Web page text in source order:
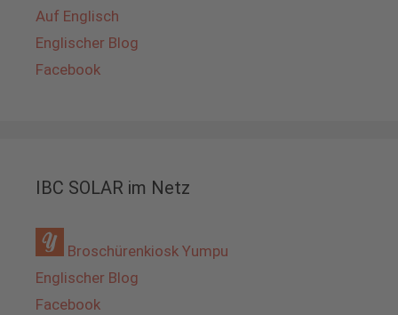
Auf Englisch
Englischer Blog
Facebook
IBC SOLAR im Netz
Broschürenkiosk Yumpu
Englischer Blog
Facebook